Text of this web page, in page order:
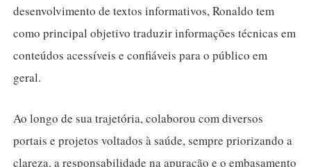
desenvolvimento de textos informativos, Ronaldo tem
como principal objetivo traduzir informações técnicas em
conteúdos acessíveis e confiáveis para o público em
geral.
Ao longo de sua trajetória, colaborou com diversos
portais e projetos voltados à saúde, sempre priorizando a
clareza, a responsabilidade na apuração e o embasamento